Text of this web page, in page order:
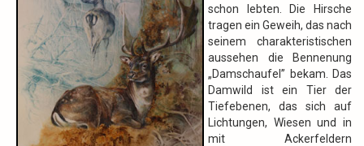
schon lebten. Die Hirsche
tragen ein Geweih, das nach
seinem charakteristischen
aussehen die Bennenung
„Damschaufel” bekam. Das
Damwild ist ein Tier der
Tiefebenen, das sich auf
Lichtungen, Wiesen und in
mit Ackerfeldern